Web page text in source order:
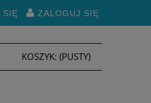
SIĘ ZALOGUJ SIĘ
KOSZYK: (PUSTY)